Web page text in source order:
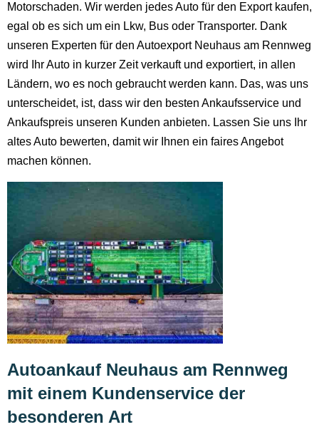
Motorschaden. Wir werden jedes Auto für den Export kaufen,
egal ob es sich um ein Lkw, Bus oder Transporter. Dank
unseren Experten für den Autoexport Neuhaus am Rennweg
wird Ihr Auto in kurzer Zeit verkauft und exportiert, in allen
Ländern, wo es noch gebraucht werden kann. Das, was uns
unterscheidet, ist, dass wir den besten Ankaufsservice und
Ankaufspreis unseren Kunden anbieten. Lassen Sie uns Ihr
altes Auto bewerten, damit wir Ihnen ein faires Angebot
machen können.
Autoankauf Neuhaus am Rennweg
mit einem Kundenservice der
besonderen Art